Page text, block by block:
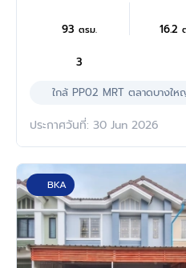
93ตรม. 16.2
3
ใกล้ PP02 MRT ตลาดบางใ
ประกาศวันที่: 30 Jun 2026
BKA